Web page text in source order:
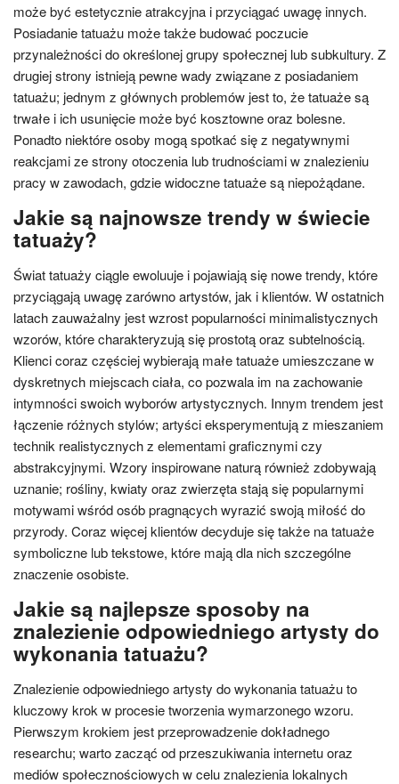
może być estetycznie atrakcyjna i przyciągać uwagę innych.
Posiadanie tatuażu może także budować poczucie
przynależności do określonej grupy społecznej lub subkultury. Z
drugiej strony istnieją pewne wady związane z posiadaniem
tatuażu; jednym z głównych problemów jest to, że tatuaże są
trwałe i ich usunięcie może być kosztowne oraz bolesne.
Ponadto niektóre osoby mogą spotkać się z negatywnymi
reakcjami ze strony otoczenia lub trudnościami w znalezieniu
pracy w zawodach, gdzie widoczne tatuaże są niepożądane.
Jakie są najnowsze trendy w świecie
tatuaży?
Świat tatuaży ciągle ewoluuje i pojawiają się nowe trendy, które
przyciągają uwagę zarówno artystów, jak i klientów. W ostatnich
latach zauważalny jest wzrost popularności minimalistycznych
wzorów, które charakteryzują się prostotą oraz subtelnością.
Klienci coraz częściej wybierają małe tatuaże umieszczane w
dyskretnych miejscach ciała, co pozwala im na zachowanie
intymności swoich wyborów artystycznych. Innym trendem jest
łączenie różnych stylów; artyści eksperymentują z mieszaniem
technik realistycznych z elementami graficznymi czy
abstrakcyjnymi. Wzory inspirowane naturą również zdobywają
uznanie; rośliny, kwiaty oraz zwierzęta stają się popularnymi
motywami wśród osób pragnących wyrazić swoją miłość do
przyrody. Coraz więcej klientów decyduje się także na tatuaże
symboliczne lub tekstowe, które mają dla nich szczególne
znaczenie osobiste.
Jakie są najlepsze sposoby na
znalezienie odpowiedniego artysty do
wykonania tatuażu?
Znalezienie odpowiedniego artysty do wykonania tatuażu to
kluczowy krok w procesie tworzenia wymarzonego wzoru.
Pierwszym krokiem jest przeprowadzenie dokładnego
researchu; warto zacząć od przeszukiwania internetu oraz
mediów społecznościowych w celu znalezienia lokalnych